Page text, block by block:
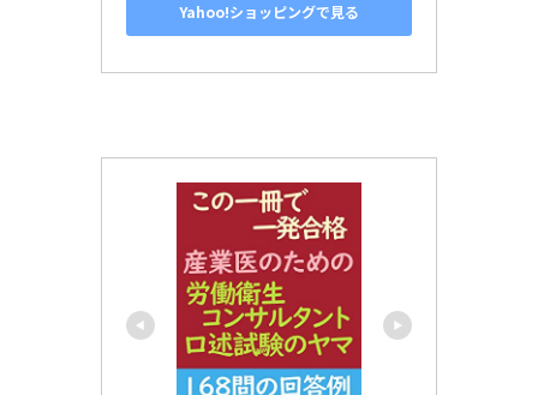
Yahoo!ショッピングで見る